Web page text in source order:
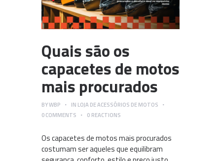
Quais são os
capacetes de motos
mais procurados
BYWBP IN LOJA DE ACESSÓRIOS DE MOTOS
0COMMENTS 0 REACTIONS
Os capacetes de motos mais procurados
costumam ser aqueles que equilibram